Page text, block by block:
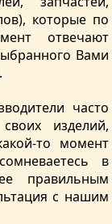
которые по
отвечают
Вами
.
часто
изделий,
то момент
в
правильным
с нашим